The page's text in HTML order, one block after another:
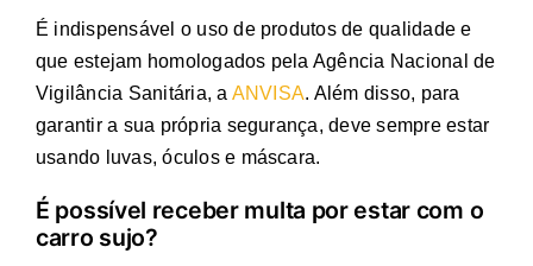
É indispensável o uso de produtos de qualidade e
que estejam homologados pela Agência Nacional de
Vigilância Sanitária, a ANVISA. Além disso, para
garantir a sua própria segurança, deve sempre estar
usando luvas, óculos e máscara.
É possível receber multa por estar com o
carro sujo?